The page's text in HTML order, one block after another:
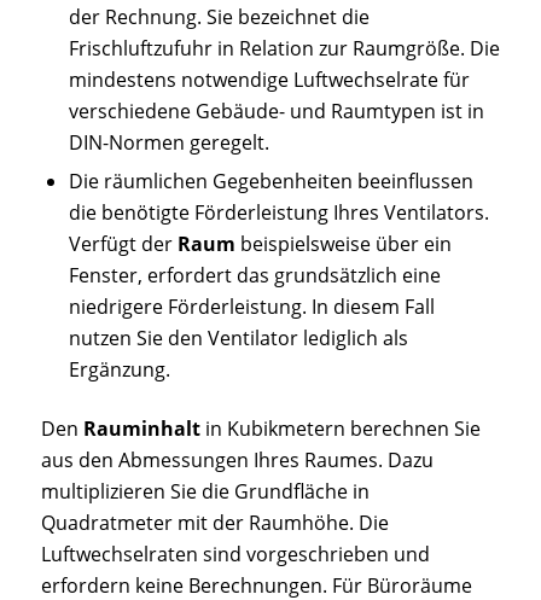
der Rechnung. Sie bezeichnet die
Frischluftzufuhr in Relation zur Raumgröße. Die
mindestens notwendige Luftwechselrate für
verschiedene Gebäude- und Raumtypen ist in
DIN-Normen geregelt.
Die räumlichen Gegebenheiten beeinflussen
die benötigte Förderleistung Ihres Ventilators.
Verfügt der Raum beispielsweise über ein
Fenster, erfordert das grundsätzlich eine
niedrigere Förderleistung. In diesem Fall
nutzen Sie den Ventilator lediglich als
Ergänzung.
Den Rauminhaltin Kubikmetern berechnen Sie
aus den Abmessungen Ihres Raumes. Dazu
multiplizieren Sie die Grundfläche in
Quadratmeter mit der Raumhöhe. Die
Luftwechselraten sind vorgeschrieben und
erfordern keine Berechnungen. Für Büroräume